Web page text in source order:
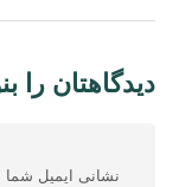
دیدگاهتان را
نشانی ایمیل
تجهیزات شبکه خانگی و
هاب یوگرین